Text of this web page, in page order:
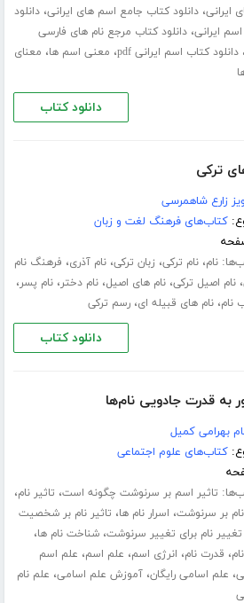
ایرانی،دانلود کتاب جامع اسم های ایرانی،دانلود
ایرانی،دانلود کتاب مرجع نام های فارسی
،دانلود کتاب اسم ایرانی pdf ، معنی اسم ها، معنای
دانلود کتاب
ترکی
زارع شاهمرسی
کتاب‌های فرهنگ لغت و زبان
نام،نام ترکی، زبان ترکی،نام آذری، فرهنگ نام
،نام اصیل ترکی،نام های اصیل،نام دختر،نام پسر،
نام،نام های قبیله ای،رسم ترکی
دانلود کتاب
به قدرت جادویی نام‌ها
بهرامی کمیل
کتاب‌های علوم اجتماعی
تاثیر اسم بر سرنوشت چگونه است، تاثیر نام،
نام بر سرنوشت، اسرار نام ها، تاثیر نام بر شخصیت
تغییر نام برای تغییر سرنوشت،شناخت نام ها،
، قدرت نام، انرژی اسم، علم اسم، علم اسم
، علم اسامی رایگان،آموزش علم اسامی، علم نام